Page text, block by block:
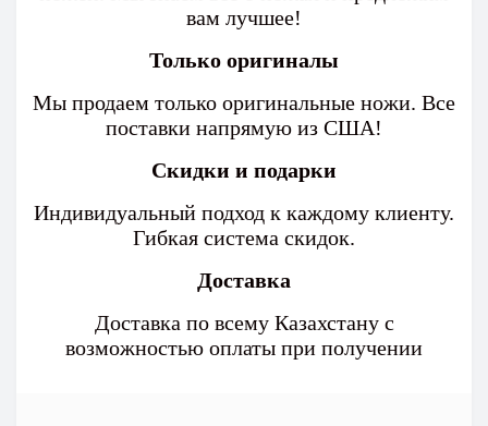
вам лучшее!
Только оригиналы
Мы продаем только оригинальные ножи. Все
поставки напрямую из США!
Скидки и подарки
Индивидуальный подход к каждому клиенту.
Гибкая система скидок.
Доставка
Доставка по всему Казахстану с
возможностью оплаты при получении